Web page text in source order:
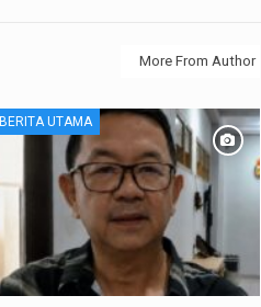
More From Author
BERITA UTAMA